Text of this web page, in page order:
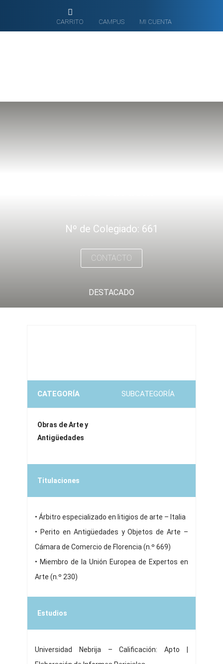
CARRITO CAMPUS MI CUENTA
Nº de Colegiado: 661
CONTACTO
DESTACADO
CATEGORÍA SUBCATEGORÍA
Obras de Arte y
Antigüedades
Titulaciones
• Árbitro especializado en litigios de arte – Italia
• Perito en Antigüedades y Objetos de Arte –
Cámara de Comercio de Florencia (n.º 669)
• Miembro de la Unión Europea de Expertos en
Arte (n.º 230)
Estudios
Universidad Nebrija – Calificación: Apto |